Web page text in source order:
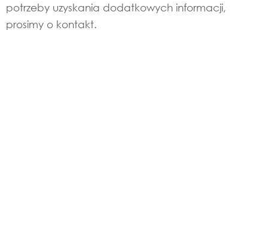
potrzeby uzyskania dodatkowych informacji,
prosimy o kontakt.